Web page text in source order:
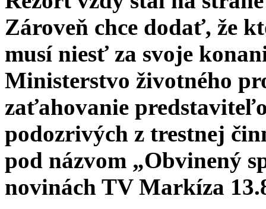
Zároveň chce dodať, že
musí niesť za svoje
Ministerstvo životného
zaťahovanie
podozrivých z trestnej
pod názvom „Obvinený
novinách TV Markíza